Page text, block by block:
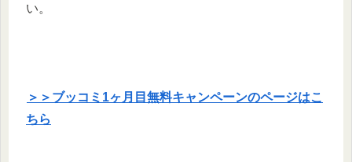
い。
＞＞ブッコミ1ヶ月目無料キャンペーンのページはこ
ちら